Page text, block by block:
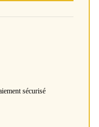
sécurisé